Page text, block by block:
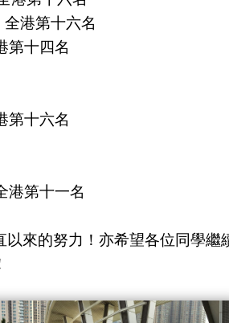
港第十六名
第十四名
第十六名
港第十一名
以來的努力！亦希望各位同學繼